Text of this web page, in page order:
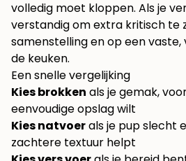
volledig moet kloppen. Als je
verstandig om extra kritisch te
samenstelling en op een vaste,
de keuken.
Een snelle vergelijking
Kies brokken als je gemak,
eenvoudige opslag wilt
Kies natvoerals je pup slecht
zachtere textuur helpt